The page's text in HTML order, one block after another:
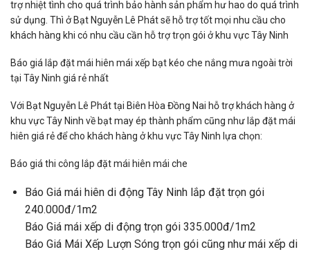
trợ nhiệt tình cho quá trình bảo hành sản phẩm hư hao do quá trình
sử dụng. Thì ở Bạt Nguyễn Lê Phát sẽ hỗ trợ tốt mọi nhu cầu cho
khách hàng khi có nhu cầu cần hỗ trợ trọn gói ở khu vực Tây Ninh
Báo giá lắp đặt mái hiên mái xếp bạt kéo che nắng mưa ngoài trời
tại Tây Ninh giá rẻ nhất
Với Bạt Nguyễn Lê Phát tại Biên Hòa Đồng Nai hỗ trợ khách hàng ở
khu vực Tây Ninh về bạt may ép thành phẩm cũng như lắp đặt mái
hiên giá rẻ để cho khách hàng ở khu vực Tây Ninh lựa chọn:
Báo giá thi công lắp đặt mái hiên mái che
Báo Giá mái hiên di động Tây Ninh lắp đặt trọn gói
240.000đ/1m2
Báo Giá mái xếp di động trọn gói 335.000đ/1m2
Báo Giá Mái Xếp Lượn Sóng trọn gói cũng như mái xếp di